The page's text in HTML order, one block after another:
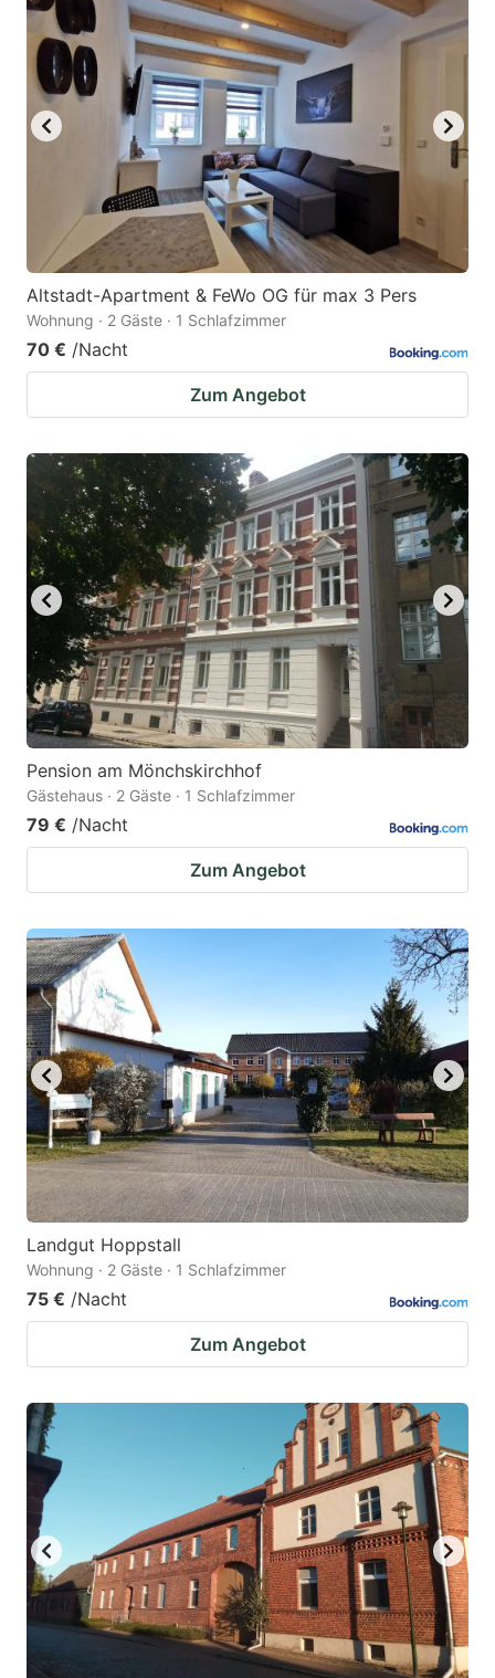
Altstadt-Apartment & FeWo OG für max 3 Pers
Wohnung · 2 Gäste · 1 Schlafzimmer
70 € /Nacht
Zum Angebot
Pension am Mönchskirchhof
Gästehaus · 2 Gäste · 1 Schlafzimmer
79 € /Nacht
Zum Angebot
Landgut Hoppstall
Wohnung · 2 Gäste · 1 Schlafzimmer
75 € /Nacht
Zum Angebot